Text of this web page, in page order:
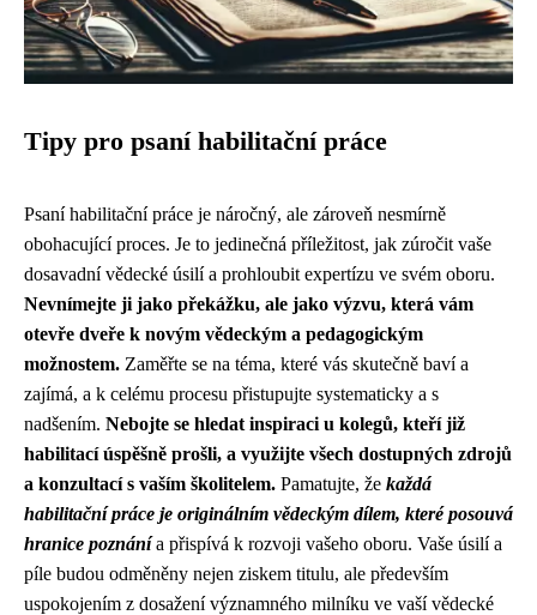
Tipy pro psaní habilitační práce
Psaní habilitační práce je náročný, ale zároveň nesmírně
obohacující proces. Je to jedinečná příležitost, jak zúročit vaše
dosavadní vědecké úsilí a prohloubit expertízu ve svém oboru.
Nevnímejte ji jako překážku, ale jako výzvu, která vám
otevře dveře k novým vědeckým a pedagogickým
možnostem. Zaměřte se na téma, které vás skutečně baví a
zajímá, a k celému procesu přistupujte systematicky a s
nadšením. Nebojte se hledat inspiraci u kolegů, kteří již
habilitací úspěšně prošli, a využijte všech dostupných zdrojů
a konzultací s vaším školitelem. Pamatujte, že každá
habilitační práce je originálním vědeckým dílem, které posouvá
hranice poznánía přispívá k rozvoji vašeho oboru. Vaše úsilí a
píle budou odměněny nejen ziskem titulu, ale především
uspokojením z dosažení významného milníku ve vaší vědecké